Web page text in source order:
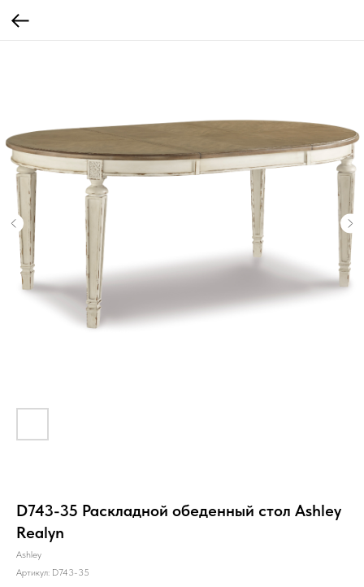
D743-35 Раскладной обеденный стол Ashley
Realyn
Ashley
Артикул: D743-35